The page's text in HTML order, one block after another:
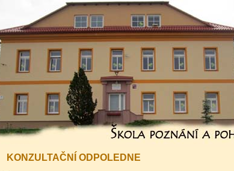
KONZULTAČNÍ ODPOLEDNE